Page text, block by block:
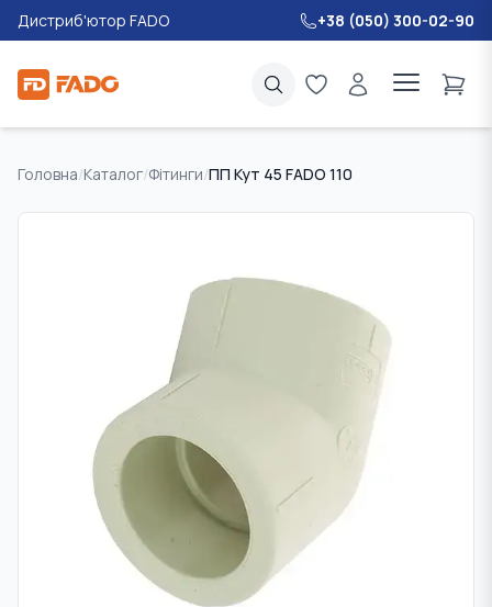
Дистриб'ютор FADO +38 (050) 300-02-90
Головна/Каталог/Фітинги/ПП Кут 45 FADO 110